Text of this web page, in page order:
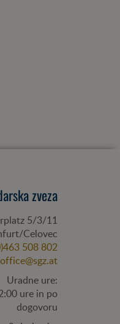
zveza
5/3/11
Celovec
508 802
office@sgz.at
Uradne ure:
ure in po
dogovoru